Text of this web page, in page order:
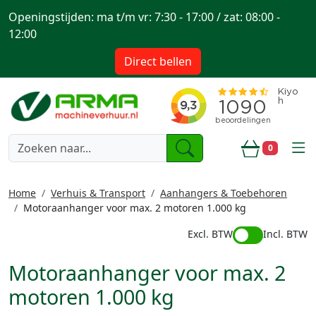
0
Openingstijden: ma t/m vr: 7:30 - 17:00 / zat: 08:00 -
12:00
Direct bellen
Home Verhuis & Transport
Aanhangers & Toebehoren
Motoraanhanger voor max. 2 motoren 1.000 kg
Excl. BTW
Incl. BTW
Motoraanhanger voor max. 2
motoren 1.000 kg